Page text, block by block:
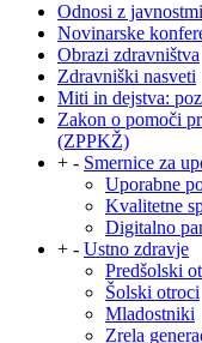
Odnosi z javnostmi
Novinarske
Obrazi zdravništva
Zdravniški nasveti
Miti in dejstva:
Zakon o pomoči
(ZPPKŽ)
+ - Smernice za
Uporabne
Kvalitetne
Digitalno
+ - Ustno zdravje
Predšolski
Šolski otroci
Mladostniki
Zrela